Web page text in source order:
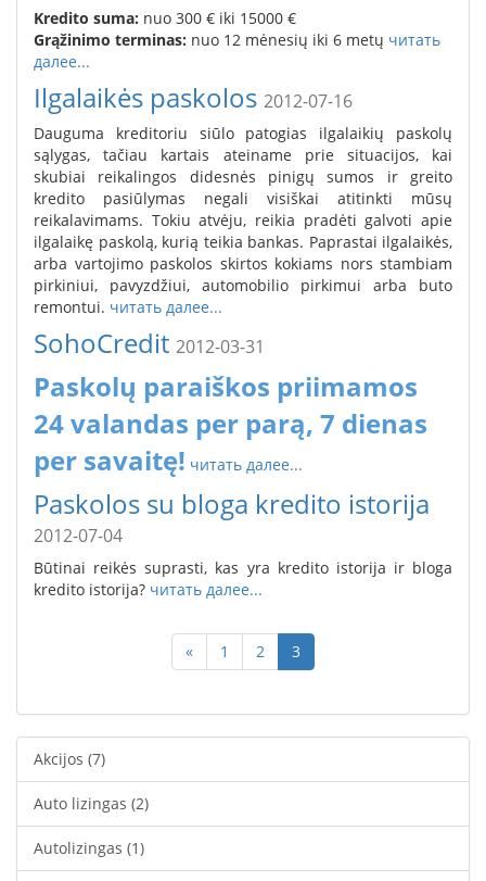
Kredito suma: nuo 300 € iki 15000 €
Grąžinimo terminas: nuo 12 mėnesių iki 6 metų читать
далее...
Ilgalaikės paskolos 2012-07-16
Dauguma kreditoriu siūlo patogias ilgalaikių paskolų
sąlygas, tačiau kartais ateiname prie situacijos, kai
skubiai reikalingos didesnės pinigų sumos ir greito
kredito pasiūlymas negali visiškai atitinkti mūsų
reikalavimams. Tokiu atvėju, reikia pradėti galvoti apie
ilgalaikę paskolą, kurią teikia bankas. Paprastai ilgalaikės,
arba vartojimo paskolos skirtos kokiams nors stambiam
pirkiniui, pavyzdžiui, automobilio pirkimui arba buto
remontui. читать далее...
SohoCredit 2012-03-31
Paskolų paraiškos priimamos
24 valandas per parą, 7 dienas
per savaitę! читать далее...
Paskolos su bloga kredito istorija
2012-07-04
Būtinai reikės suprasti, kas yra kredito istorija ir bloga
kredito istorija? читать далее...
« 1 2 3
Akcijos (7)
Auto lizingas (2)
Autolizingas (1)